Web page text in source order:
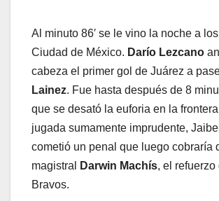
Al minuto 86′ se le vino la noche a
Ciudad de México. Darío Lezcano
cabeza el primer gol de Juárez a
Lainez. Fue hasta después de 8
que se desató la euforia en la
jugada sumamente imprudente,
cometió un penal que luego cobraría
magistral
Darwin Machís, el
Bravos.